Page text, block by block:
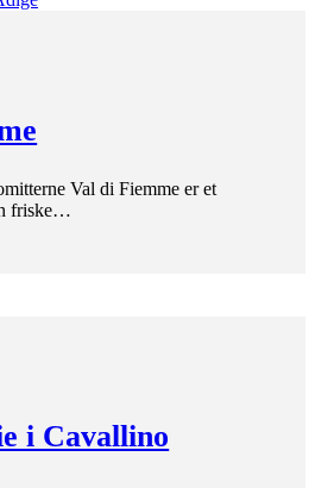
Val di Fiemme er et
friske…
i Cavallino